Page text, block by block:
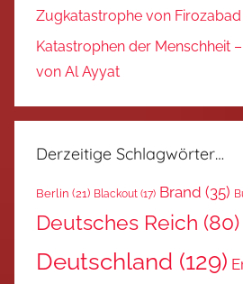
Zugkatastrophe von Firozabad
Katastrophen der Menschheit
von Al Ayyat
Derzeitige Schlagwörter…
Berlin (21) Blackout (17) Brand (35)
Deutsches Reich (80)
Deutschland (129)